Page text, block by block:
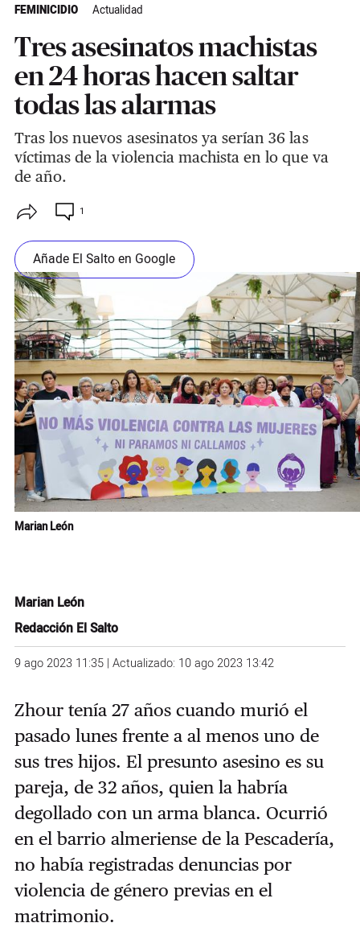
FEMINICIDIO Actualidad
Tres asesinatos machistas
en 24 horas hacen saltar
todas las alarmas
Tras los nuevos asesinatos ya serían 36 las
víctimas de la violencia machista en lo que va
de año.
1
Añade El Salto en Google
Marian León
Marian León
Redacción El Salto
9 ago 2023 11:35 | Actualizado: 10 ago 2023 13:42
Zhour tenía 27 años cuando murió el
pasado lunes frente a al menos uno de
sus tres hijos. El presunto asesino es su
pareja, de 32 años, quien la habría
degollado con un arma blanca. Ocurrió
en el barrio almeriense de la Pescadería,
no había registradas denuncias por
violencia de género previas en el
matrimonio.